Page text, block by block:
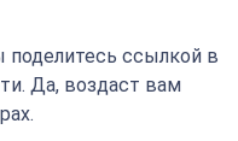
ссылкой в
Да, воздаст вам